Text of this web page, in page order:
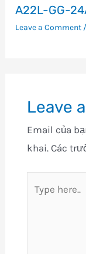
A22L-GG-
Leave a Comment
Leave
Email của
khai. Các
here..